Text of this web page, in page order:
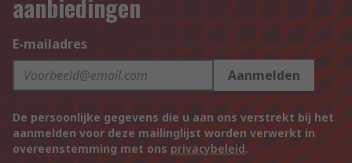
aanbiedingen
E-mailadres
Aanmelden
De persoonlijke gegevens die u aan ons verstrekt bij het
aanmelden voor deze mailinglijst worden verwerkt in
overeenstemming met ons privacybeleid.